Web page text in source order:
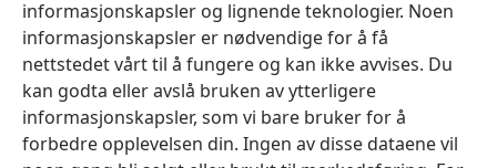
informasjonskapsler og lignende teknologier. Noen
informasjonskapsler er nødvendige for å få
nettstedet vårt til å fungere og kan ikke avvises. Du
kan godta eller avslå bruken av ytterligere
informasjonskapsler, som vi bare bruker for å
forbedre opplevelsen din. Ingen av disse dataene vil
helseproblemer og behandlingsmetoder. Oppsøk lege hvis du mistenker at du
er syk.
Nettstedet er regulert av dets vilkår for bruk.
Velg utseende